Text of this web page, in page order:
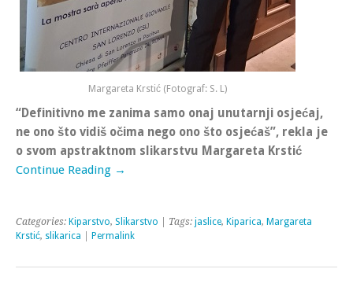
Margareta Krstić (Fotograf: S. L)
“Definitivno me zanima samo onaj unutarnji osjećaj,
ne ono što vidiš očima nego ono što osjećaš”, rekla je
o svom apstraktnom slikarstvu Margareta Krstić
Continue Reading →
Categories: Kiparstvo, Slikarstvo | Tags: jaslice, Kiparica, Margareta
Krstić, slikarica Permalink